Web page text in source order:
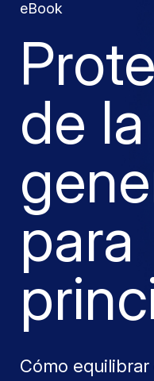
eBook
de
para
Cómo